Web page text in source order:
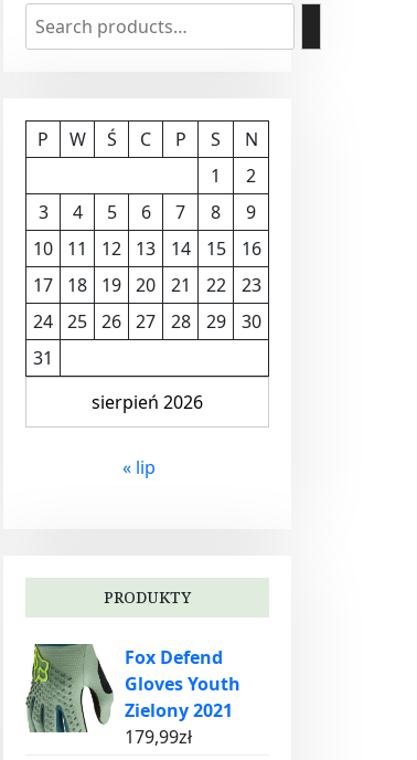
sierpień 2026
P W Ś C P S
N
1
2
3
4 5 6 7 8
9
10
11 12 13 14 15
16
17
18 19 20 21 22
23
24 25 26 27 28 29
30
31
« lip
PRODUKTY
Fox Defend
Gloves Youth
Zielony 2021
179,99zł